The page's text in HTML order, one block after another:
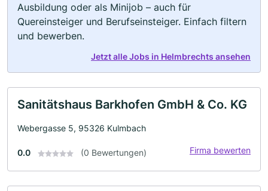
Ausbildung oder als Minijob – auch für
Quereinsteiger und Berufseinsteiger. Einfach filtern
und bewerben.
Jetzt alle Jobs in Helmbrechts ansehen
Sanitätshaus Barkhofen GmbH & Co. KG
Webergasse 5, 95326 Kulmbach
0.0 (0 Bewertungen) Firma bewerten